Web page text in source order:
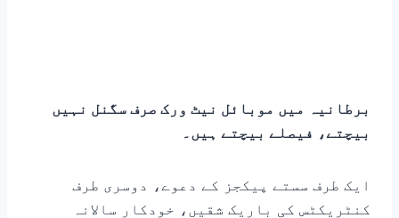
برطانیہ میں موبائل نیٹ ورک صرف سگنل نہیں
بیچتے، فیصلے بیچتے ہیں۔
ایک طرف سستے پیکجز کے دعوے، دوسری طرف
کنٹریکٹس کی باریک شقیں، خودکار سالانہ